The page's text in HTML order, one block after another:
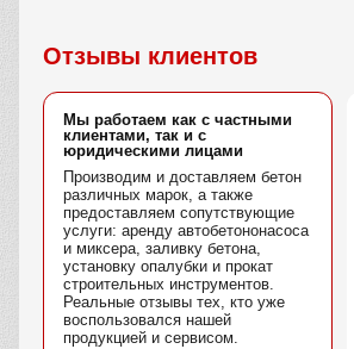
Отзывы клиентов
Мы работаем как с частными
клиентами, так и с
юридическими лицами
Производим и доставляем бетон
различных марок, а также
предоставляем сопутствующие
услуги: аренду автобетононасоса
и миксера, заливку бетона,
установку опалубки и прокат
строительных инструментов.
Реальные отзывы тех, кто уже
воспользовался нашей
продукцией и сервисом.